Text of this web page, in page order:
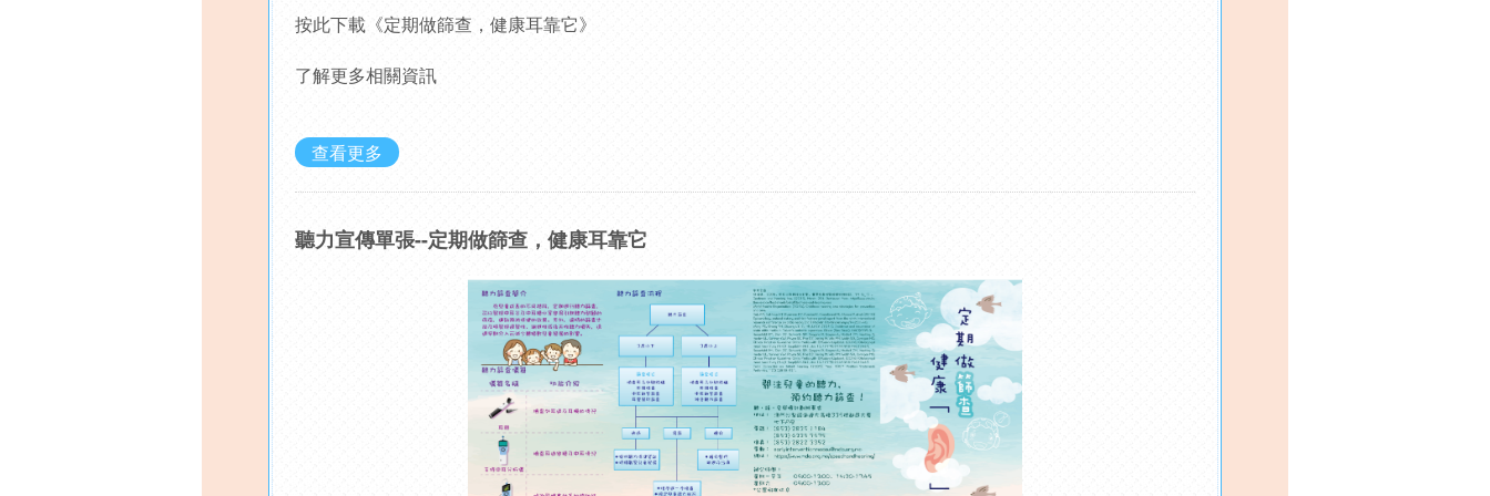
按此下載《定期做篩查，健康耳靠它》
了解更多相關資訊
查看更多
聽力宣傳單張--定期做篩查，健康耳靠它